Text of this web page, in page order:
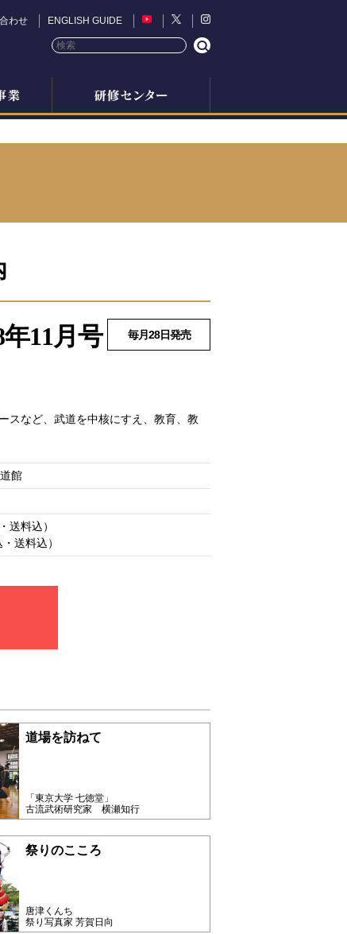
わせ ENGLISH GUIDE
11月号 毎月28日発売
スなど、武道を中核にすえ、教育、教
館
送料込）
送料込）
道場を訪ねて
「東京大学 七徳堂」
古流武術研究家 横瀬知行
祭りのこころ
唐津くんち
祭り写真家 芳賀日向